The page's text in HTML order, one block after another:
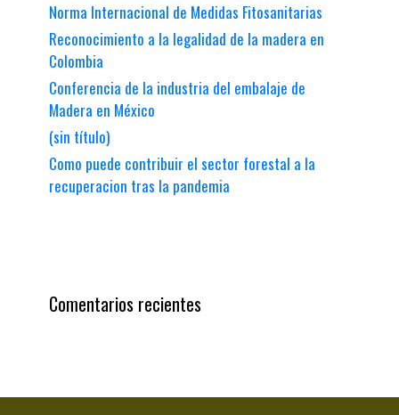
:Norma Internacional de Medidas Fitosanitarias
Reconocimiento a la legalidad de la madera en
Colombia
Conferencia de la industria del embalaje de
Madera en México
(sin título)
Como puede contribuir el sector forestal a la
recuperacion tras la pandemia
Comentarios recientes